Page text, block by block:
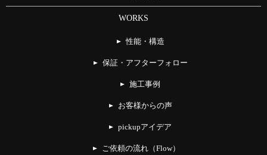
WORKS
性能・構造
保証・アフターフォロー
施工事例
お客様からの声
pickupアイデア
ご依頼の流れ（Flow）